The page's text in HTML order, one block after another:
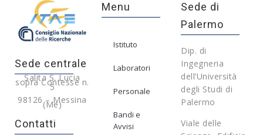
Sede centrale
Salita S. Lucia
sopra Contesse n.
5
98126 – Messina
(Me)
Contatti
Menu
Istituto
Laboratori
Personale
Bandi e
Avvisi
Sede di
Palermo
Dip. di
Ingegneria
dell’Università
degli Studi di
Palermo
Viale delle